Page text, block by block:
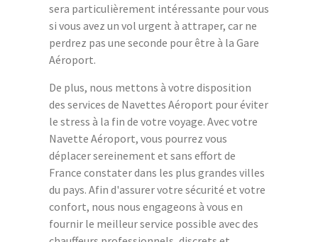
sera particulièrement intéressante pour vous
si vous avez un vol urgent à attraper, car ne
perdrez pas une seconde pour être à la Gare
Aéroport.
De plus, nous mettons à votre disposition
des services de Navettes Aéroport pour éviter
le stress à la fin de votre voyage. Avec votre
Navette Aéroport, vous pourrez vous
déplacer sereinement et sans effort de
France constater dans les plus grandes villes
du pays. Afin d'assurer votre sécurité et votre
confort, nous nous engageons à vous en
fournir le meilleur service possible avec des